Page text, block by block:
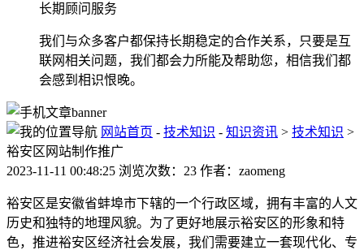
长期顾问服务
我们与众多客户都保持长期稳定的合作关系，只要是互
联网相关问题，我们都会力所能及帮助您，相信我们都
会感到相识恨晚。
网站首页 - 技术知识 - 知识资讯 > 技术知识 >
裕安区网站制作推广
2023-11-11 00:48:25 浏览次数：23 作者：zaomeng
裕安区是安徽省蚌埠市下辖的一个行政区域，拥有丰富的人文
历史和独特的地理风貌。为了更好地展示裕安区的形象和特
色，推进裕安区经济社会发展，我们需要建立一套现代化、专